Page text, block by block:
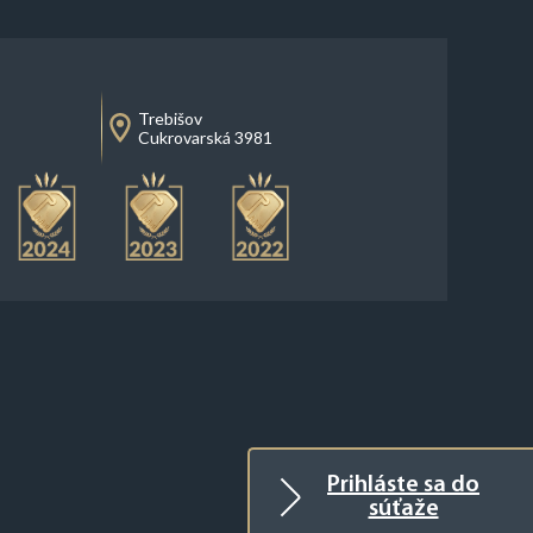
Prihláste sa do
súťaže
Trebišov
Cukrovarská 3981